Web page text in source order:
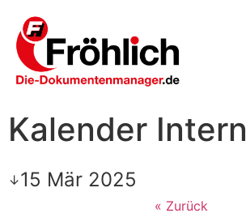
Kalender Intern
↓15 Mär 2025
« Zurück